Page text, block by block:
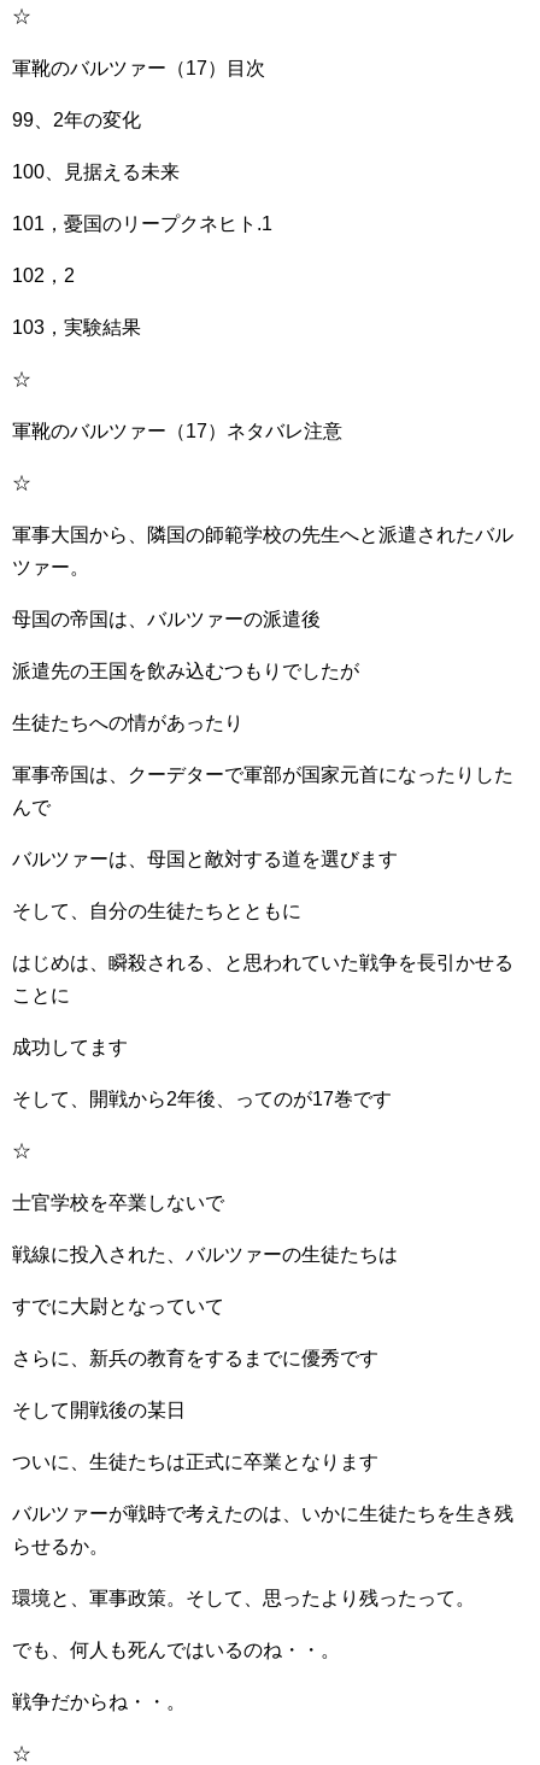
☆
軍靴のバルツァー（17）目次
99、2年の変化
100、見据える未来
101，憂国のリープクネヒト.1
102，2
103，実験結果
☆
軍靴のバルツァー（17）ネタバレ注意
☆
軍事大国から、隣国の師範学校の先生へと派遣されたバル
ツァー。
母国の帝国は、バルツァーの派遣後
派遣先の王国を飲み込むつもりでしたが
生徒たちへの情があったり
軍事帝国は、クーデターで軍部が国家元首になったりした
んで
バルツァーは、母国と敵対する道を選びます
そして、自分の生徒たちとともに
はじめは、瞬殺される、と思われていた戦争を長引かせる
ことに
成功してます
そして、開戦から2年後、ってのが17巻です
☆
士官学校を卒業しないで
戦線に投入された、バルツァーの生徒たちは
すでに大尉となっていて
さらに、新兵の教育をするまでに優秀です
そして開戦後の某日
ついに、生徒たちは正式に卒業となります
バルツァーが戦時で考えたのは、いかに生徒たちを生き残
らせるか。
環境と、軍事政策。そして、思ったより残ったって。
でも、何人も死んではいるのね・・。
戦争だからね・・。
☆